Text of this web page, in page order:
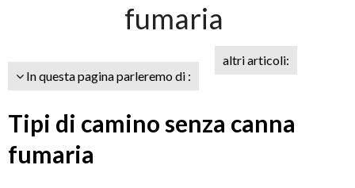
fumaria
In questa pagina parleremo di :
altri articoli:
Tipi di camino senza canna
fumaria